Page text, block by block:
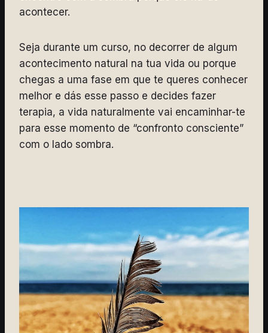
acontecer.
Seja durante um curso, no decorrer de algum
acontecimento natural na tua vida ou porque
chegas a uma fase em que te queres conhecer
melhor e dás esse passo e decides fazer
terapia, a vida naturalmente vai encaminhar-te
para esse momento de “confronto consciente”
com o lado sombra.